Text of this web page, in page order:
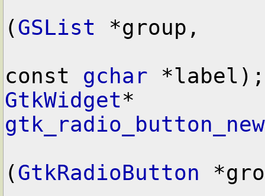
(GSList *group,
const gchar *label);
GtkWidget
(GtkRadioButton